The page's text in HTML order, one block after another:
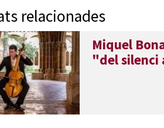
relacionades
Miquel
"del silenci